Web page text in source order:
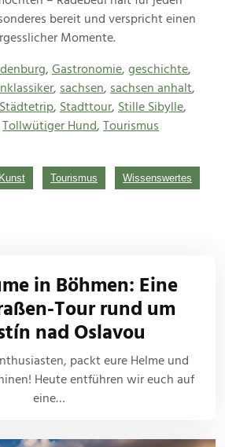
bereit und verspricht einen
Momente.
, Gastronomie, geschichte,
, sachsen, sachsen anhalt,
Städtetrip, Stadttour, Stille Sibylle,
Tollwütiger Hund, Tourismus
Tourismus Wissenswertes
in Böhmen: Eine
Tour rund um
nad Oslavou
packt eure Helme und
Heute entführen wir euch auf
eine…